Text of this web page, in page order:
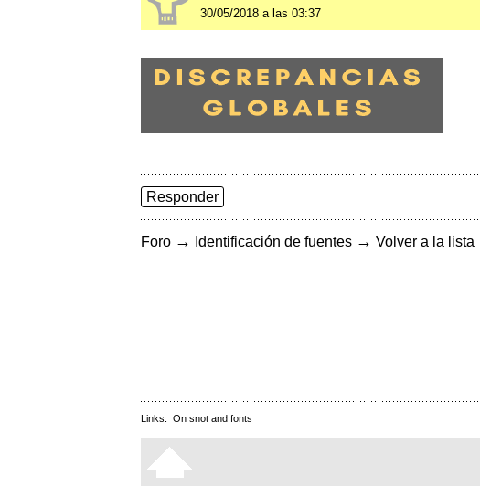
30/05/2018 a las 03:37
Responder
Foro → Identificación de fuentes → Volver a la lista
Links: On snot and fonts